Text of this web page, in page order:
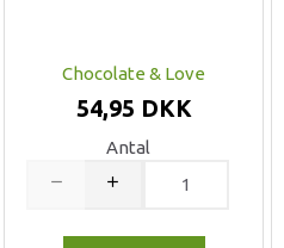
Chocolate & Love
54,95 DKK
Antal